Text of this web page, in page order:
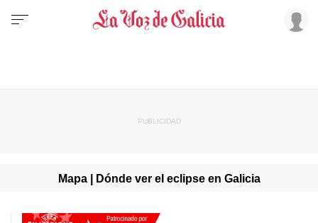
Mapa | Dónde ver el eclipse en Galicia